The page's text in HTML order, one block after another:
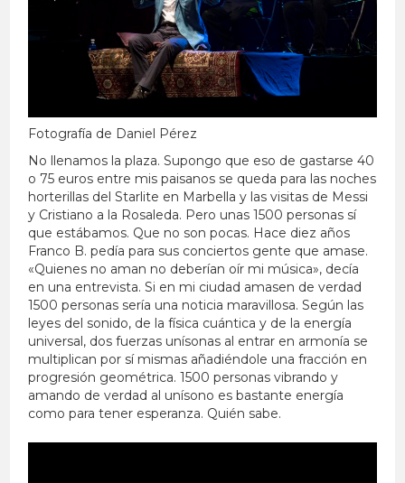
Fotografía de Daniel Pérez
No llenamos la plaza. Supongo que eso de gastarse 40
o 75 euros entre mis paisanos se queda para las noches
horterillas del Starlite en Marbella y las visitas de Messi
y Cristiano a la Rosaleda. Pero unas 1500 personas sí
que estábamos. Que no son pocas. Hace diez años
Franco B. pedía para sus conciertos gente que amase.
«Quienes no aman no deberían oír mi música», decía
en una entrevista. Si en mi ciudad amasen de verdad
1500 personas sería una noticia maravillosa. Según las
leyes del sonido, de la física cuántica y de la energía
universal, dos fuerzas unísonas al entrar en armonía se
multiplican por sí mismas añadiéndole una fracción en
progresión geométrica. 1500 personas vibrando y
amando de verdad al unísono es bastante energía
como para tener esperanza. Quién sabe.